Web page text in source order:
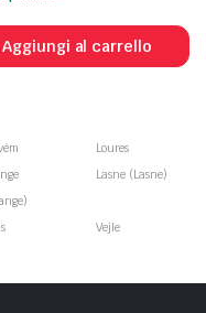
Aggiungi al carrello
Loures
Lasne (Lasne)
Vejle